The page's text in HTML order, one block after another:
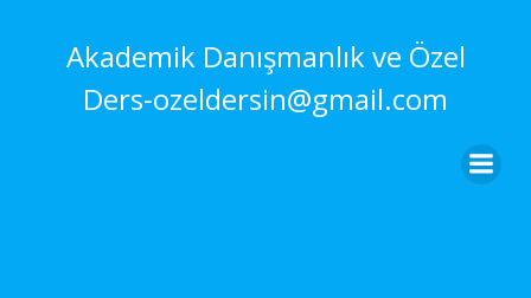
Akademik Danışmanlık ve Özel
Ders-ozeldersin@gmail.com